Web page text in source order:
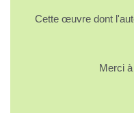
Cette œuvre dont
Merci